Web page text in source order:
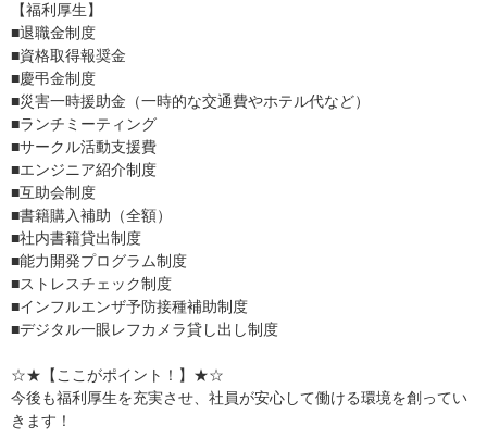
【福利厚生】
■退職金制度
■資格取得報奨金
■慶弔金制度
■災害一時援助金（一時的な交通費やホテル代など）
■ランチミーティング
■サークル活動支援費
■エンジニア紹介制度
■互助会制度
■書籍購入補助（全額）
■社内書籍貸出制度
■能力開発プログラム制度
■ストレスチェック制度
■インフルエンザ予防接種補助制度
■デジタル一眼レフカメラ貸し出し制度
☆★【ここがポイント！】★☆
今後も福利厚生を充実させ、社員が安心して働ける環境を創ってい
きます！